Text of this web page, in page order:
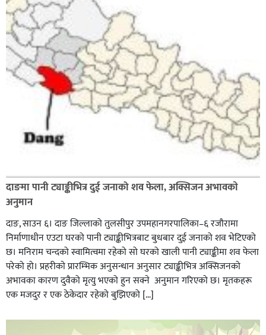
दाङमा पानी ट्याङ्कीभित्र दुई जनाको शव फेला, अक्सिजन अभावकाे
अनुमान
दाङ, साउन ६। दाङ जिल्लाको तुलसीपुर उपमहानगरपालिका–६ रजौरामा
निर्माणाधीन एउटा घरको पानी ट्याङ्कीभित्रबाट बुधबार दुई जनाको शव भेटिएको
छ। मनिराम चन्दको स्वामित्वमा रहेको सो घरको खाली पानी ट्याङ्कीमा शव फेला
परेको हो। प्रहरीकाे प्रारम्भिक अनुसन्धान अनुसार ट्याङ्कीभित्र अक्सिजनको
अभावका कारण दुवैको मृत्यु भएको हुन सक्ने अनुमान गरिएको छ। मृतकहरू
एक मजदुर र एक ठेकेदार रहेको बुझिएको […]